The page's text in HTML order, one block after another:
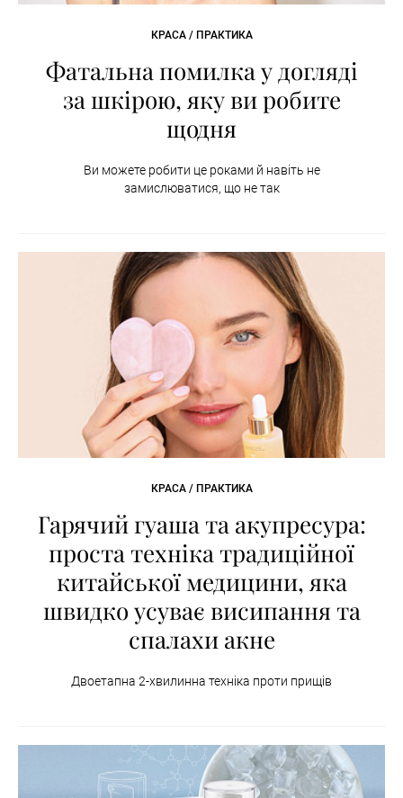
КРАСА / ПРАКТИКА
Фатальна помилка у догляді
за шкірою, яку ви робите
щодня
Ви можете робити це роками й навіть не
замислюватися, що не так
КРАСА / ПРАКТИКА
Гарячий гуаша та акупресура:
проста техніка традиційної
китайської медицини, яка
швидко усуває висипання та
спалахи акне
Двоетапна 2-хвилинна техніка проти прищів